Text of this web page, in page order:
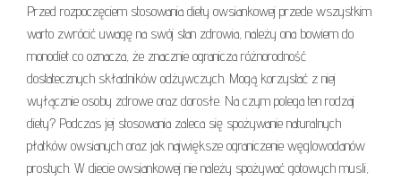
Przed rozpoczęciem stosowania diety owsiankowej przede wszystkim
warto zwrócić uwagę na swój stan zdrowia, należy ona bowiem do
monodiet co oznacza, że znacznie ogranicza różnorodność
dostatecznych składników odżywczych. Mogą korzystać z niej
wyłącznie osoby zdrowe oraz dorosłe. Na czym polega ten rodzaj
diety? Podczas jej stosowania zaleca się spożywanie naturalnych
płatków owsianych oraz jak największe ograniczenie węglowodanów
prostych. W diecie owsiankowej nie należy spożywać gotowych musli,